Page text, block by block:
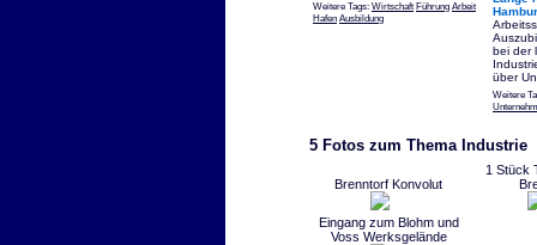
Weitere Tags: Wirtschaft Führung Arbeit
Hafen Ausbildung
bei der
über
Weitere
5 Fotos zum Thema Industrie
Brenntorf Konvolut
1 Stück
Eingang zum Blohm und
Voss Werksgelände